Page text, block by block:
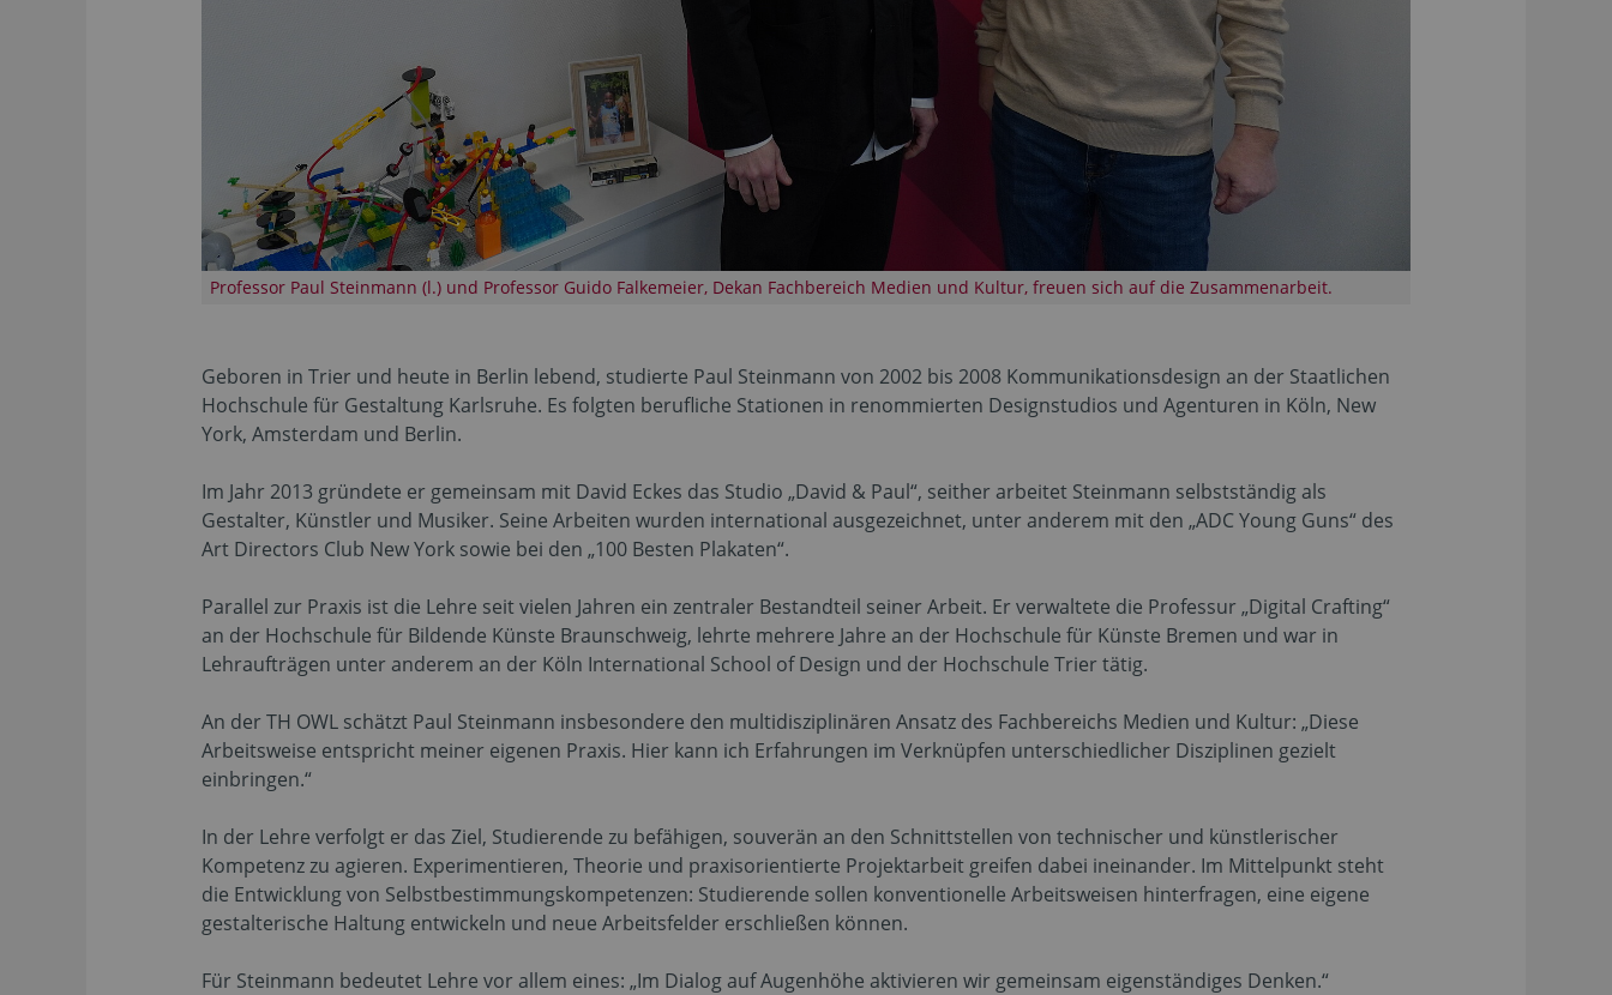
Professor Paul Steinmann (l.) und Professor Guido Falkemeier, Dekan Fachbereich Medien und Kultur, freuen sich auf die Zusammenarbeit.
Geboren in Trier und heute in Berlin lebend, studierte Paul Steinmann von 2002 bis 2008 Kommunikationsdesign an der Staatlichen
Hochschule für Gestaltung Karlsruhe. Es folgten berufliche Stationen in renommierten Designstudios und Agenturen in Köln, New
York, Amsterdam und Berlin.
Im Jahr 2013 gründete er gemeinsam mit David Eckes das Studio „David & Paul“, seither arbeitet Steinmann selbstständig als
Gestalter, Künstler und Musiker. Seine Arbeiten wurden international ausgezeichnet, unter anderem mit den „ADC Young Guns“ des
Art Directors Club New York sowie bei den „100 Besten Plakaten“.
Parallel zur Praxis ist die Lehre seit vielen Jahren ein zentraler Bestandteil seiner Arbeit. Er verwaltete die Professur „Digital Crafting“
an der Hochschule für Bildende Künste Braunschweig, lehrte mehrere Jahre an der Hochschule für Künste Bremen und war in
Lehraufträgen unter anderem an der Köln International School of Design und der Hochschule Trier tätig.
An der TH OWL schätzt Paul Steinmann insbesondere den multidisziplinären Ansatz des Fachbereichs Medien und Kultur: „Diese
Arbeitsweise entspricht meiner eigenen Praxis. Hier kann ich Erfahrungen im Verknüpfen unterschiedlicher Disziplinen gezielt
einbringen.“
In der Lehre verfolgt er das Ziel, Studierende zu befähigen, souverän an den Schnittstellen von technischer und künstlerischer
Kompetenz zu agieren. Experimentieren, Theorie und praxisorientierte Projektarbeit greifen dabei ineinander. Im Mittelpunkt steht
die Entwicklung von Selbstbestimmungskompetenzen: Studierende sollen konventionelle Arbeitsweisen hinterfragen, eine eigene
gestalterische Haltung entwickeln und neue Arbeitsfelder erschließen können.
Für Steinmann bedeutet Lehre vor allem eines: „Im Dialog auf Augenhöhe aktivieren wir gemeinsam eigenständiges Denken.“